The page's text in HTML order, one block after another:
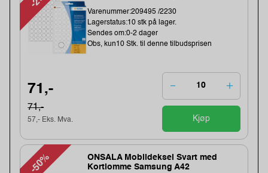
Varenummer:209495 /2230
Lagerstatus:10 stk på lager.
Sendes om:0-2 dager
Obs, kun10 Stk. til denne tilbudsprisen
71,-
71,-
57,- Eks. Mva. Kjøp
-50%
ONSALA Mobildeksel Svart med
Kortlomme Samsung A42